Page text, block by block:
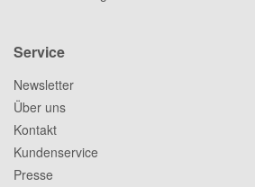
Service
Newsletter
Über uns
Kontakt
Kundenservice
Presse